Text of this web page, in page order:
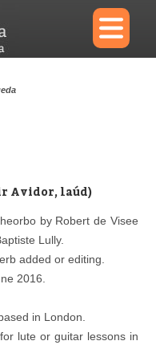
×
Reproductor
Avidor, laúd)
by Robert de Visee
Lully.
added or editing.
2016.
in London.
lute or guitar lessons in